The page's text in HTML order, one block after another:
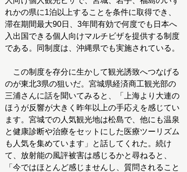
れかの県に1泊以上することを条件に取得でき、
滞在期間最大90日、3年間有効で何度でも日本へ
入出国できる個人向けマルチビザを提供する制度
である。同制度は、沖縄県でも実施されている。
この制度を存分に生かして観光誘致へつなげる
のが東北3県の狙いだ。宮城県経済商工観光部の
三浦さんに話を聞いてみると、「上海より大連の
ほうが反響が大きく昨年以上の手応えを感じてい
ます。宮城での人気観光地は松島で、他にも温泉
と健康診断や治療をセットにした医療ツーリズム
も人気を集めています」と話してくれた。続け
て、放射能の風評被害は感じるかと尋ねると、
「今ではほとんど感じませんし、質問されること